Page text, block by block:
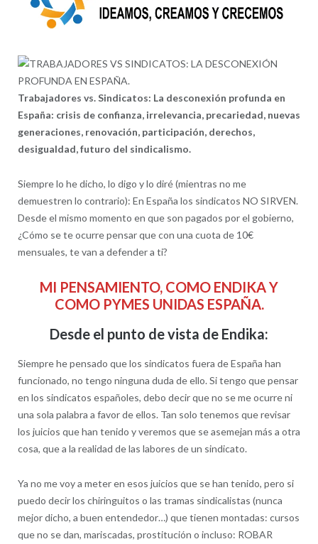
Trabajadores vs. Sindicatos: La desconexión profunda en
España: crisis de confianza, irrelevancia, precariedad, nuevas
generaciones, renovación, participación, derechos,
desigualdad, futuro del sindicalismo.
Siempre lo he dicho, lo digo y lo diré (mientras no me
demuestren lo contrario): En España los sindicatos NO SIRVEN.
Desde el mismo momento en que son pagados por el gobierno,
¿Cómo se te ocurre pensar que con una cuota de 10€
mensuales, te van a defender a ti?
MI PENSAMIENTO, COMO ENDIKA Y
COMO PYMES UNIDAS ESPAÑA.
Desde el punto de vista de Endika:
Siempre he pensado que los sindicatos fuera de España han
funcionado, no tengo ninguna duda de ello. Si tengo que pensar
en los sindicatos españoles, debo decir que no se me ocurre ni
una sola palabra a favor de ellos. Tan solo tenemos que revisar
los juicios que han tenido y veremos que se asemejan más a otra
cosa, que a la realidad de las labores de un sindicato.
Ya no me voy a meter en esos juicios que se han tenido, pero si
puedo decir los chiringuitos o las tramas sindicalistas (nunca
mejor dicho, a buen entendedor…) que tienen montadas: cursos
que no se dan, mariscadas, prostitución o incluso: ROBAR